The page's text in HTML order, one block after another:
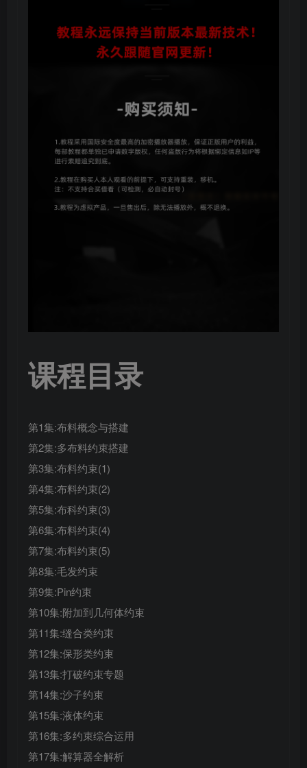
课程目录
第1集:布料概念与搭建
第2集:多布料约束搭建
第3集:布料约束(1)
第4集:布料约束(2)
第5集:布科约束(3)
第6集:布料约束(4)
第7集:布料约束(5)
第8集:毛发约束
第9集:Pin约束
第10集:附加到几何体约束
第11集:缝合类约束
第12集:保形类约束
第13集:打破约束专题
第14集:沙子约束
第15集:液体约束
第16集:多约束综合运用
第17集:解算器全解析